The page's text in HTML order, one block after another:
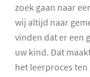
zoek gaan naar
wij altijd naar
vinden dat er een
uw kind. Dat
het leerproces ten